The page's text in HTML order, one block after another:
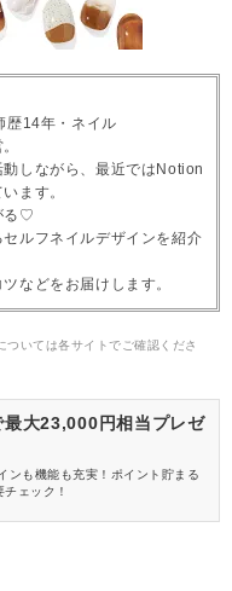
歴14年・ネイル
しながら、最近ではNotion
ます。
る♡
ルフネイルデザインを紹介
などをお届けします。
いては各サイトでご確認くださ
大23,000円相当プレゼ
ンも機能も充実！ポイント貯まる
ェック！